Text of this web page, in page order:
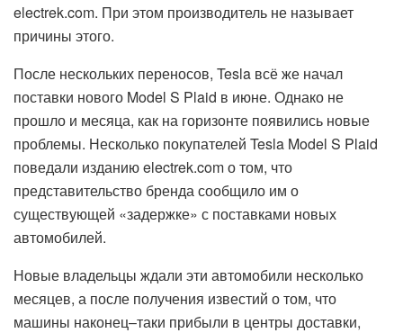
electrek.com. При этом производитель не называет
причины этого.
После нескольких переносов, Tesla всё же начал
поставки нового Model S Plaid в июне. Однако не
прошло и месяца, как на горизонте появились новые
проблемы. Несколько покупателей Tesla Model S Plaid
поведали изданию electrek.com о том, что
представительство бренда сообщило им о
существующей «задержке» с поставками новых
автомобилей.
Новые владельцы ждали эти автомобили несколько
месяцев, а после получения известий о том, что
машины наконец–таки прибыли в центры доставки,